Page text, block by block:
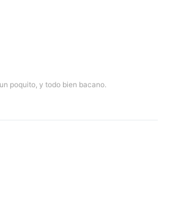
poquito, y todo bien bacano.